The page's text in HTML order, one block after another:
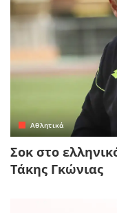
Αθλητικά
Σοκ στο
Τάκης Γκώνιας